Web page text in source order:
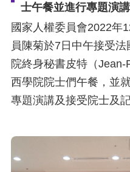
士午餐並進行專題演講
國家人權委員會2022年
員陳菊於7日中午接受
院終身秘書皮特（
西學院院士們午餐，並
專題演講及接受院士及記